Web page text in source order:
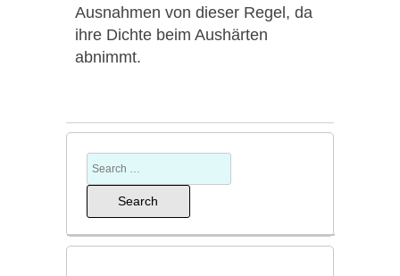
Ausnahmen von dieser Regel, da
ihre Dichte beim Aushärten
abnimmt.